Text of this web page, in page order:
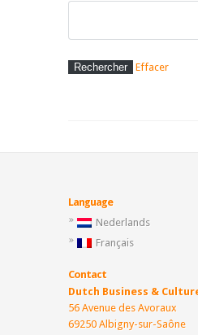
Effacer
Language
Nederlands
Français
Contact
Dutch Business &
56 Avenue des Avoraux
69250 Albigny-sur-Saône